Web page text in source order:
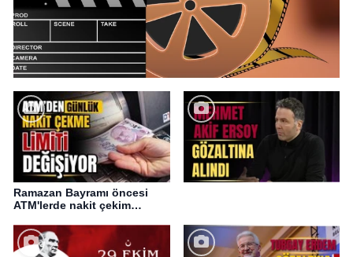
Ramazan Bayramı öncesi
ATM'lerde nakit çekim